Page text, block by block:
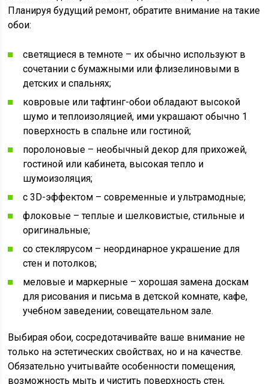
Планируя будущий ремонт, обратите внимание на такие
обои:
светящиеся в темноте – их обычно используют в
сочетании с бумажными или флизелиновыми в
детских и спальнях;
ковровые или тафтинг-обои обладают высокой
шумо и теплоизоляцией, ими украшают обычно 1
поверхность в спальне или гостиной;
поролоновые – необычный декор для прихожей,
гостиной или кабинета, высокая тепло и
шумоизоляция;
с 3D-эффектом – современные и ультрамодные;
флоковые – теплые и шелковистые, стильные и
оригинальные;
со стеклярусом – неординарное украшение для
стен и потолков;
меловые и маркерные – хорошая замена доскам
для рисования и письма в детской комнате, кафе,
учебном заведении, совещательном зале.
Выбирая обои, сосредотачивайте ваше внимание не
только на эстетических свойствах, но и на качестве.
Обязательно учитывайте особенности помещения,
возможность мыть и чистить поверхность стен,